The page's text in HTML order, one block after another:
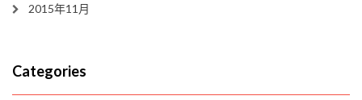
2015年11月
Categories